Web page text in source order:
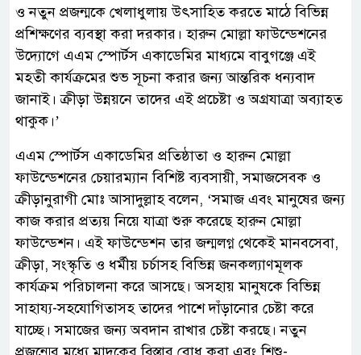
ও নতুন প্রজন্মকে খেলাধুলায় উৎসাহিত করতে মাঠে বিভিন্ন
প্রশিক্ষণের ব্যবস্থা করা দরকার। হারুন মোল্লা ফাউন্ডেশনের
উদ্যোগে এএম স্পোর্টস একাডেমির মাধ্যমে বাবুগঞ্জে এই
মহতী কার্যক্রমের শুভ সূচনা করার জন্য আন্তরিক ধন্যবাদ
জানাই। ক্রীড়া উন্নয়নে তাদের এই প্রচেষ্টা ও অগ্রযাত্রা অব্যাহত
থাকুক।’
এএম স্পোর্টস একাডেমির প্রতিষ্ঠাতা ও হারুন মোল্লা
ফাউন্ডেশনের চেয়ারম্যান বিশিষ্ট ব্যবসায়ী, সমাজসেবক ও
ক্রীড়ানুরাগী মোঃ আসাদুল্লাহ বলেন, ‘সমাজ এবং মানুষের জন্য
কাজ করার প্রত্যয় নিয়ে যাত্রা শুরু করেছে হারুন মোল্লা
ফাউন্ডেশন। এই ফাউন্ডেশন তার জন্মলগ্ন থেকেই মানবসেবা,
ক্রীড়া, সংস্কৃতি ও ধর্মীয় চর্চাসহ বিভিন্ন জনকল্যাণমূলক
কার্যক্রম পরিচালনা করে আসছে। অসহায় মানুষকে বিভিন্ন
সাহায্য-সহযোগিতাসহ তাদের পাশে দাঁড়ানোর চেষ্টা করে
যাচ্ছে। সমাজের জন্য অবদান রাখার চেষ্টা করছে। নতুন